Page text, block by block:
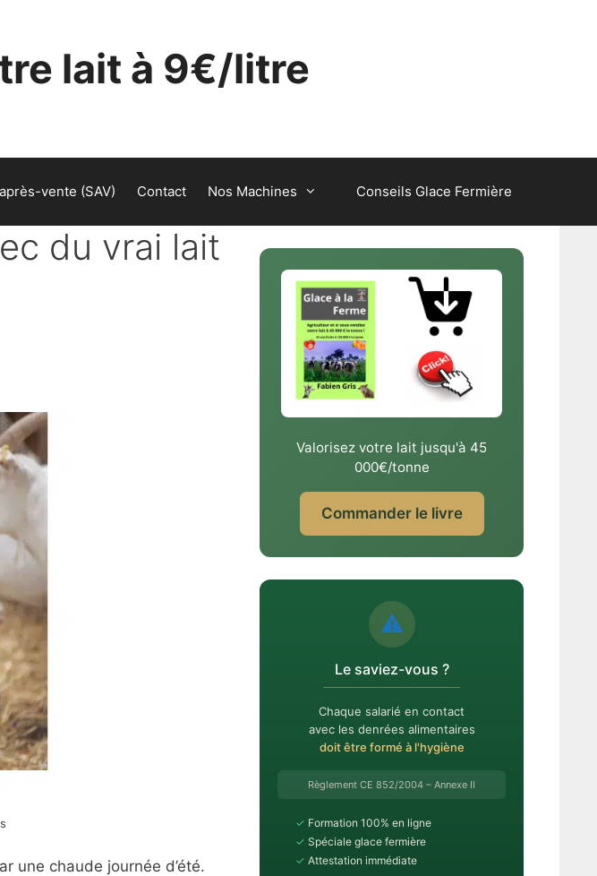
lait à 9€/litre
vente (SAV) Contact Nos Machines Conseils Glace Fermière
du vrai lait
une chaude journée d’été.
Valorisez votre lait jusqu'à 45
000€/tonne
Commander le livre
⚠️
Le saviez-vous ?
Chaque salarié en contact
avec les denrées alimentaires
doit être formé à l'hygiène
Règlement CE 852/2004 – Annexe II
✓ Formation 100% en ligne
✓ Spéciale glace fermière
✓ Attestation immédiate